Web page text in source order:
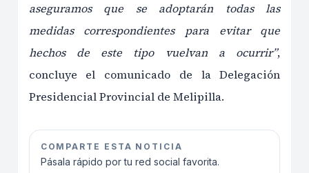
aseguramos que se adoptarán todas las
medidas correspondientes para evitar que
hechos de este tipo vuelvan a ocurrir”,
concluye el comunicado de la Delegación
Presidencial Provincial de Melipilla.
COMPARTE ESTA NOTICIA
Pásala rápido por tu red social favorita.